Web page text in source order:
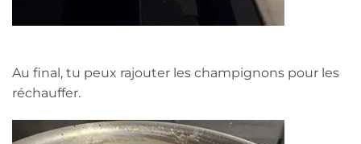
Au final, tu peux rajouter les champignons pour les
réchauffer.